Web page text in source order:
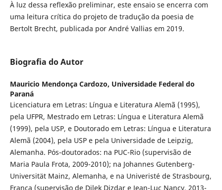
À luz dessa reflexão preliminar, este ensaio se encerra com
uma leitura crítica do projeto de tradução da poesia de
Bertolt Brecht, publicada por André Vallias em 2019.
Biografia do Autor
Mauricio Mendonça Cardozo, Universidade Federal do
Paraná
Licenciatura em Letras: Língua e Literatura Alemã (1995),
pela UFPR, Mestrado em Letras: Língua e Literatura Alemã
(1999), pela USP, e Doutorado em Letras: Língua e Literatura
Alemã (2004), pela USP e pela Universidade de Leipzig,
Alemanha. Pós-doutorados: na PUC-Rio (supervisão de
Maria Paula Frota, 2009-2010); na Johannes Gutenberg-
Universität Mainz, Alemanha, e na Univeristé de Strasbourg,
França (supervisão de Dilek Dizdar e Jean-Luc Nancy, 2013-